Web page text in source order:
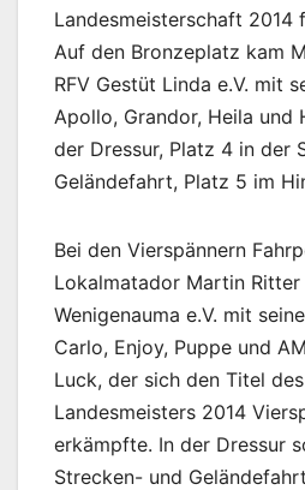
Landesmeisterschaft 2014
Auf den Bronzeplatz kam
RFV Gestüt Linda e.V. mit
Apollo, Grandor, Heila und
der Dressur, Platz 4 in der
Geländefahrt, Platz 5 im
Bei den Vierspännern
Lokalmatador Martin Ritter
Wenigenauma e.V. mit
Carlo, Enjoy, Puppe und
Luck, der sich den Titel
Landesmeisters 2014
erkämpfte. In der Dressur
Strecken- und